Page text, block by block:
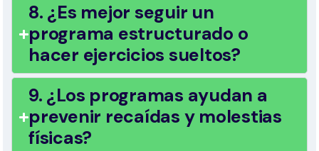
8. ¿Es mejor seguir un
programa estructurado o
hacer ejercicios sueltos?
9. ¿Los programas ayudan a
prevenir recaídas y molestias
físicas?